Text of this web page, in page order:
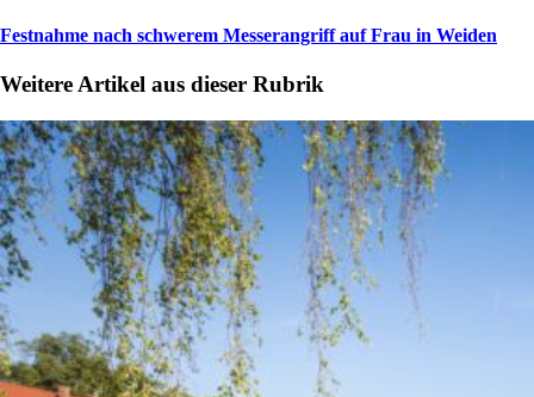
Festnahme nach schwerem Messerangriff auf Frau in Weiden
Weitere Artikel aus dieser Rubrik